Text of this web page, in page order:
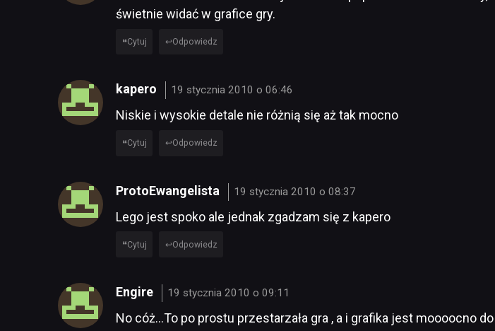
świetnie widać w grafice gry.
Cytuj Odpowiedz
kapero 19 stycznia 2010 o 06:46
Niskie i wysokie detale nie różnią się aż tak mocno
Cytuj Odpowiedz
ProtoEwangelista 19 stycznia 2010 o 08:37
Lego jest spoko ale jednak zgadzam się z kapero
Cytuj Odpowiedz
Engire 19 stycznia 2010 o 09:11
No cóż…To po prostu przestarzała gra , a i grafika jest moooocno do